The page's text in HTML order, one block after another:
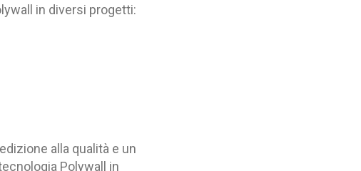
in diversi progetti:
alla qualità e un
Polywall in